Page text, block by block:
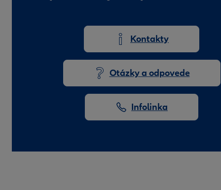
Kontakty
Otázky a odpovede
Infolinka